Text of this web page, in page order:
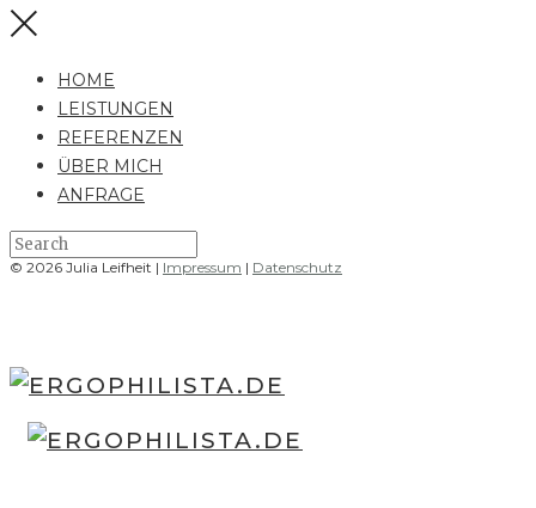
HOME
LEISTUNGEN
REFERENZEN
ÜBER MICH
ANFRAGE
© 2026 Julia Leifheit | Impressum | Datenschutz